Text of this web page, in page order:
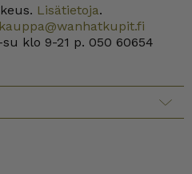
Lisätietoja.
klo 9-21 p. 050 60654